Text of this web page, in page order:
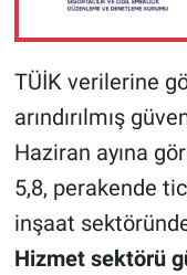
TÜİK verilerine
arındırılmış
Haziran ayına
5,8, perakende
inşaat
Hizmet sektörü